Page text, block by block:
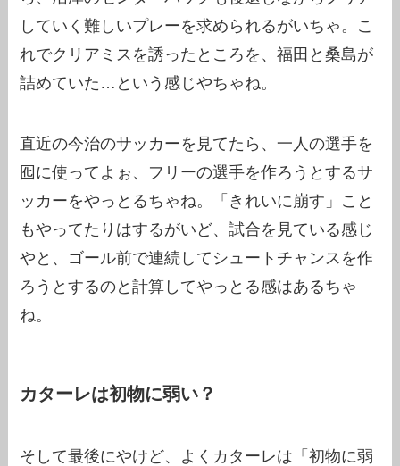
していく難しいプレーを求められるがいちゃ。こ
れでクリアミスを誘ったところを、福田と桑島が
詰めていた…という感じやちゃね。
直近の今治のサッカーを見てたら、一人の選手を
囮に使ってよぉ、フリーの選手を作ろうとするサ
ッカーをやっとるちゃね。「きれいに崩す」こと
もやってたりはするがいど、試合を見ている感じ
やと、ゴール前で連続してシュートチャンスを作
ろうとするのと計算してやっとる感はあるちゃ
ね。
カターレは初物に弱い？
そして最後にやけど、よくカターレは「初物に弱